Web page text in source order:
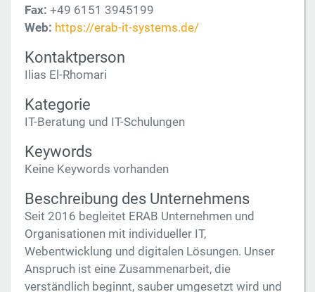
Fax: +49 6151 3945199
Web: https://erab-it-systems.de/
Kontaktperson
Ilias El-Rhomari
Kategorie
IT-Beratung und IT-Schulungen
Keywords
Keine Keywords vorhanden
Beschreibung des Unternehmens
Seit 2016 begleitet ERAB Unternehmen und
Organisationen mit individueller IT,
Webentwicklung und digitalen Lösungen. Unser
Anspruch ist eine Zusammenarbeit, die
verständlich beginnt, sauber umgesetzt wird und